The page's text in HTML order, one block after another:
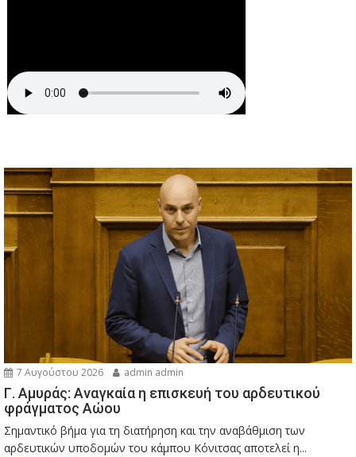
7 Αυγούστου 2026 admin admin
Γ. Αμυράς: Αναγκαία η επισκευή του αρδευτικού
φράγματος Αώου
Σημαντικό βήμα για τη διατήρηση και την αναβάθμιση των
αρδευτικών υποδομών του κάμπου Κόνιτσας αποτελεί η...